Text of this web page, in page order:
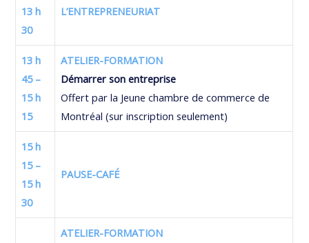
13 h
30
L’ENTREPRENEURIAT
13 h
45 –
15 h
15
ATELIER-FORMATION
Démarrer son entreprise
Offert par la Jeune chambre de commerce de
Montréal (sur inscription seulement)
15 h
15 –
15 h
30
PAUSE-CAFÉ
ATELIER-FORMATION